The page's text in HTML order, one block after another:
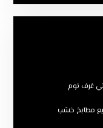
غرف نوم
مطابخ خشب